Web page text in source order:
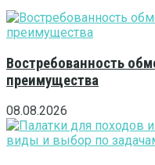
Востребованность
преимущества
08.08.2026